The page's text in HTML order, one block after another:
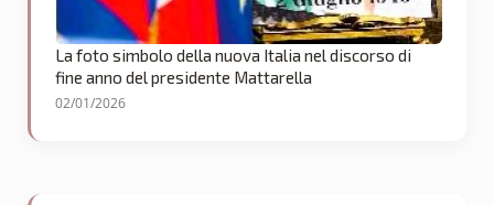
La foto simbolo della nuova Italia nel discorso di
fine anno del presidente Mattarella
02/01/2026